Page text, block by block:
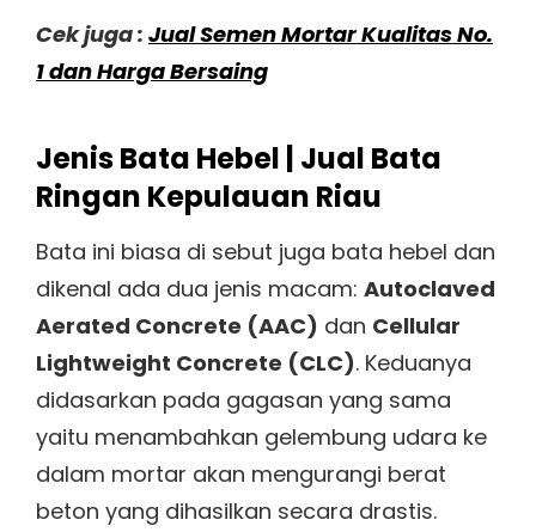
Cek juga : Jual Semen Mortar Kualitas No.
1 dan Harga Bersaing
Jenis Bata Hebel | Jual Bata
Ringan Kepulauan Riau
Bata ini biasa di sebut juga bata hebel dan
dikenal ada dua jenis macam: Autoclaved
Aerated Concrete (AAC) dan Cellular
Lightweight Concrete (CLC). Keduanya
didasarkan pada gagasan yang sama
yaitu menambahkan gelembung udara ke
dalam mortar akan mengurangi berat
beton yang dihasilkan secara drastis.